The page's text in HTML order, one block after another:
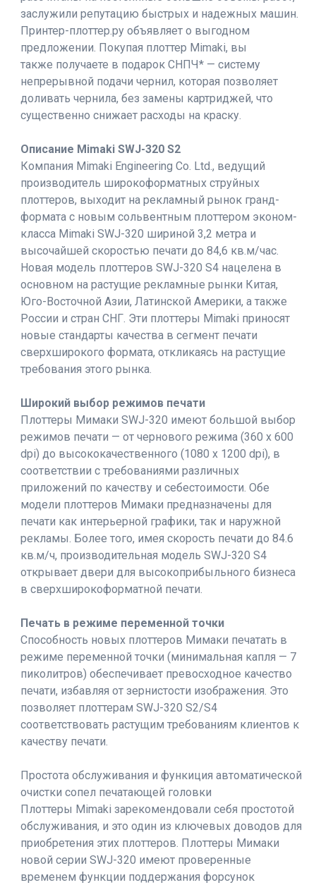
заслужили репутацию быстрых и надежных машин.
Принтер-плоттер.ру объявляет о выгодном
предложении. Покупая плоттер Mimaki, вы
также получаете в подарок СНПЧ* — систему
непрерывной подачи чернил, которая позволяет
доливать чернила, без замены картриджей, что
существенно снижает расходы на краску.
Описание Mimaki SWJ-320 S2
Компания Mimaki Engineering Co. Ltd., ведущий
производитель широкоформатных струйных
плоттеров, выходит на рекламный рынок гранд-
формата с новым сольвентным плоттером эконом-
класса Mimaki SWJ-320 шириной 3,2 метра и
высочайшей скоростью печати до 84,6 кв.м/час.
Новая модель плоттеров SWJ-320 S4 нацелена в
основном на растущие рекламные рынки Китая,
Юго-Восточной Азии, Латинской Америки, а также
России и стран СНГ. Эти плоттеры Mimaki приносят
новые стандарты качества в сегмент печати
сверхширокого формата, откликаясь на растущие
требования этого рынка.
Широкий выбор режимов печати
Плоттеры Мимаки SWJ-320 имеют большой выбор
режимов печати — от чернового режима (360 x 600
dpi) до высококачественного (1080 x 1200 dpi), в
соответствии с требованиями различных
приложений по качеству и себестоимости. Обе
модели плоттеров Мимаки предназначены для
печати как интерьерной графики, так и наружной
рекламы. Более того, имея скорость печати до 84.6
кв.м/ч, производительная модель SWJ-320 S4
открывает двери для высокоприбыльного бизнеса
в сверхширокоформатной печати.
Печать в режиме переменной точки
Способность новых плоттеров Мимаки печатать в
режиме переменной точки (минимальная капля — 7
пиколитров) обеспечивает превосходное качество
печати, избавляя от зернистости изображения. Это
позволяет плоттерам SWJ-320 S2/S4
соответствовать растущим требованиям клиентов к
качеству печати.
Простота обслуживания и функиция автоматической
очистки сопел печатающей головки
Плоттеры Mimaki зарекомендовали себя простотой
обслуживания, и это один из ключевых доводов для
приобретения этих плоттеров. Плоттеры Мимаки
новой серии SWJ-320 имеют проверенные
временем функции поддержания форсунок